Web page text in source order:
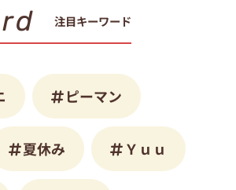
注目キーワード
ピーマン
夏休み Ｙｕｕ